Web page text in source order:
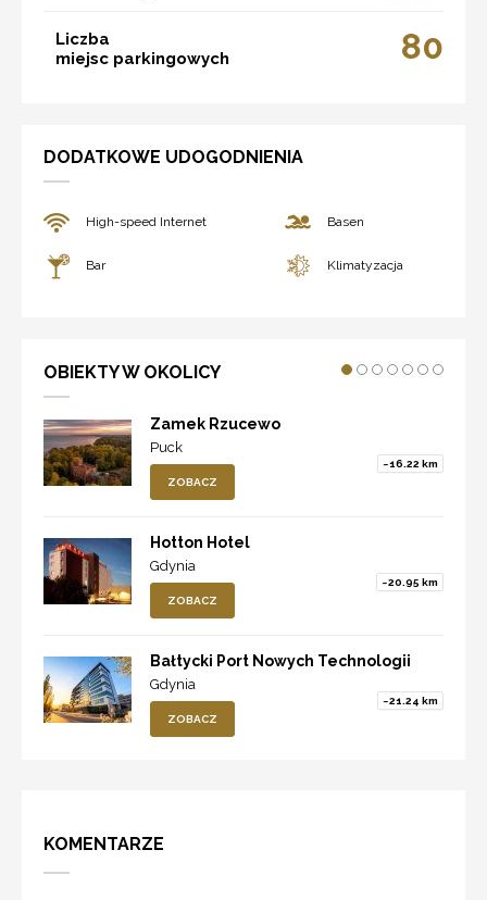
Liczba
miejsc parkingowych
80
DODATKOWE UDOGODNIENIA
High-speed Internet Basen
Bar Klimatyzacja
OBIEKTY W OKOLICY
Zamek Rzucewo
Puck
~16.22 km
ZOBACZ
Hotton Hotel
Gdynia
~20.95 km
ZOBACZ
Bałtycki Port Nowych Technologii
Gdynia
~21.24 km
ZOBACZ
KOMENTARZE